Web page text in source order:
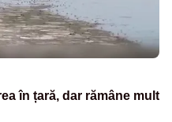
în țară, dar rămâne mult